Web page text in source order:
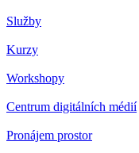
Služby
Kurzy
Workshopy
Centrum digitálních médií
Pronájem prostor